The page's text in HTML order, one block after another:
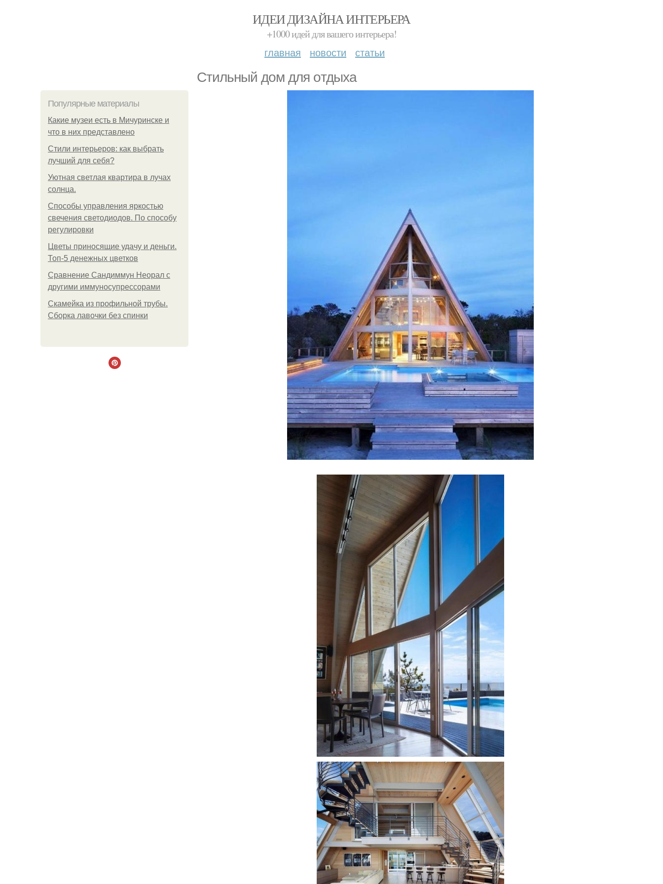
ИДЕИ ДИЗАЙНА ИНТЕРЬЕРА
+1000 идей для вашего интерьера!
главная новости статьи
Cтильный дoм для oтдыха
Популярные материалы
Какие музеи есть в Мичуринске и
что в них представлено
Стили интерьеров: как выбрать
лучший для себя?
Уютная светлая квартира в лучах
солнца.
Способы управления яркостью
свечения светодиодов. По способу
регулировки
Цветы приносящие удачу и деньги.
Топ-5 денежных цветков
Сравнение Сандиммун Неорал с
другими иммуносупрессорами
Скамейка из профильной трубы.
Сборка лавочки без спинки